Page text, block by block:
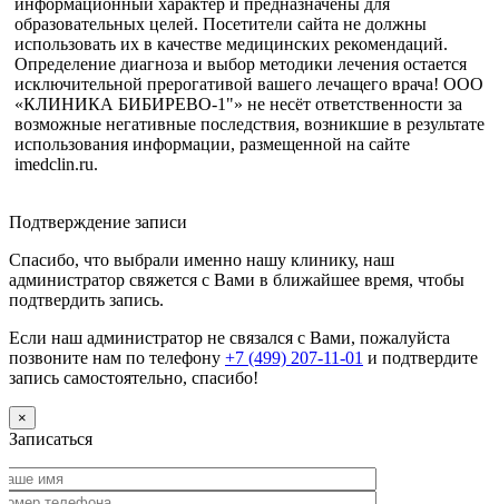
информационный характер и предназначены для
образовательных целей. Посетители сайта не должны
использовать их в качестве медицинских рекомендаций.
Определение диагноза и выбор методики лечения остается
исключительной прерогативой вашего лечащего врача! ООО
«КЛИНИКА БИБИРЕВО-1"» не несёт ответственности за
возможные негативные последствия, возникшие в результате
использования информации, размещенной на сайте
imedclin.ru.
Подтверждение записи
Спасибо, что выбрали именно нашу клинику, наш
администратор свяжется с Вами в ближайшее время, чтобы
подтвердить запись.
Если наш администратор не связался с Вами, пожалуйста
позвоните нам по телефону +7 (499) 207-11-01 и подтвердите
запись самостоятельно, спасибо!
×
Записаться